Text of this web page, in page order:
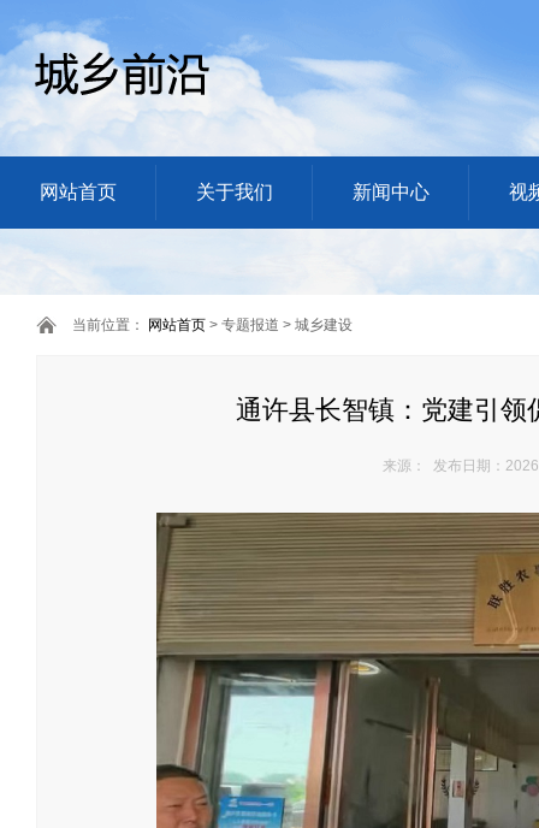
网站首页 关于我们 新闻中心 视
当前位置： 网站首页 > 专题报道 > 城乡建设
通许县长智镇：党建引领
来源： 发布日期：